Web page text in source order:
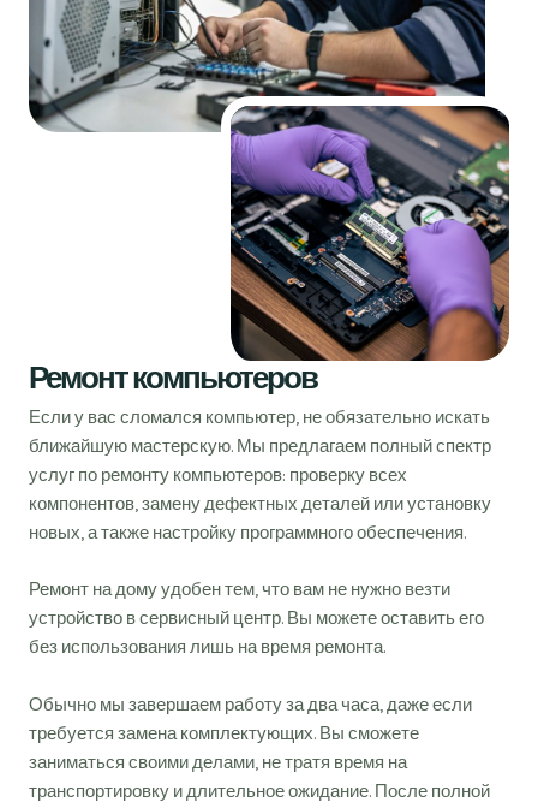
Ремонт компьютеров
Если у вас сломался компьютер, не обязательно искать
ближайшую мастерскую. Мы предлагаем полный спектр
услуг по ремонту компьютеров: проверку всех
компонентов, замену дефектных деталей или установку
новых, а также настройку программного обеспечения.
Ремонт на дому удобен тем, что вам не нужно везти
устройство в сервисный центр. Вы можете оставить его
без использования лишь на время ремонта.
Обычно мы завершаем работу за два часа, даже если
требуется замена комплектующих. Вы сможете
заниматься своими делами, не тратя время на
транспортировку и длительное ожидание. После полной